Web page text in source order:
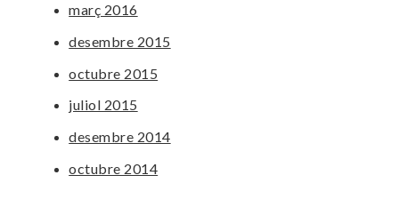
març 2016
desembre 2015
octubre 2015
juliol 2015
desembre 2014
octubre 2014